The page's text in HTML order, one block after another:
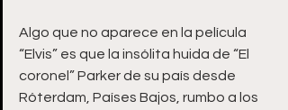
Algo que no aparece en la película
“Elvis” es que la insólita huida de “El
coronel” Parker de su país desde
Róterdam, Países Bajos, rumbo a los